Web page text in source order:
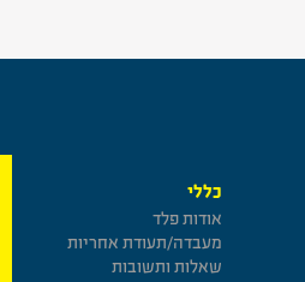
כללי
אודות פלד
מעבדה/תעודת אחריות
שאלות ותשובות